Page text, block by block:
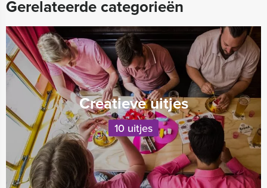
Gerelateerde categorieën
Creatieve uitjes
10 uitjes